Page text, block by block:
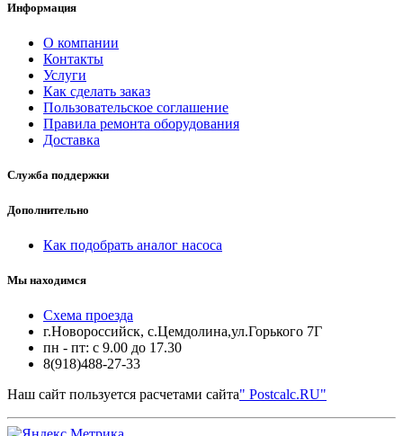
Информация
О компании
Контакты
Услуги
Как сделать заказ
Пользовательское соглашение
Правила ремонта оборудования
Доставка
Служба поддержки
Дополнительно
Как подобрать аналог насоса
Мы находимся
Схема проезда
г.Новороссийск, с.Цемдолина,ул.Горького 7Г
пн - пт: с 9.00 до 17.30
8(918)488-27-33
Наш сайт пользуется расчетами сайта" Postcalc.RU"